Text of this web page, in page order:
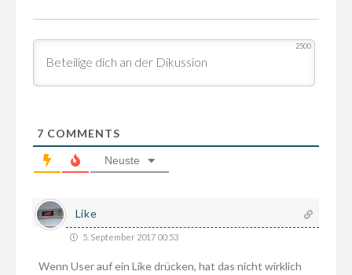
2500
7 COMMENTS
Neuste
Like
5. September 2017 00:53
Wenn User auf ein Like drücken, hat das nicht wirklich